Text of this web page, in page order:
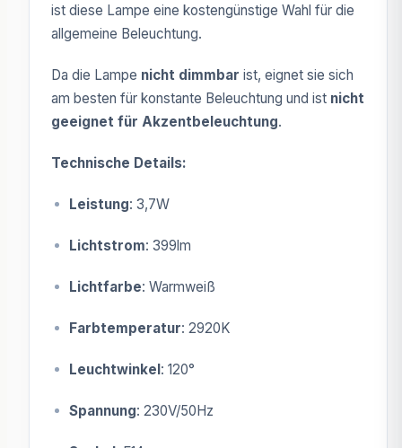
ist diese Lampe eine kostengünstige Wahl für die
allgemeine Beleuchtung.
Da die Lampe nicht dimmbar ist, eignet sie sich
am besten für konstante Beleuchtung und ist nicht
geeignet für Akzentbeleuchtung.
Technische Details:
Leistung: 3,7W
Lichtstrom: 399lm
Lichtfarbe: Warmweiß
Farbtemperatur: 2920K
Leuchtwinkel: 120°
Spannung: 230V/50Hz